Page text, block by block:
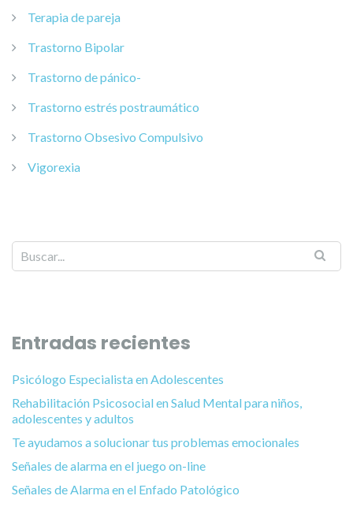
Terapia de pareja
Trastorno Bipolar
Trastorno de pánico-
Trastorno estrés postraumático
Trastorno Obsesivo Compulsivo
Vigorexia
Entradas recientes
Psicólogo Especialista en Adolescentes
Rehabilitación Psicosocial en Salud Mental para niños,
adolescentes y adultos
Te ayudamos a solucionar tus problemas emocionales
Señales de alarma en el juego on-line
Señales de Alarma en el Enfado Patológico